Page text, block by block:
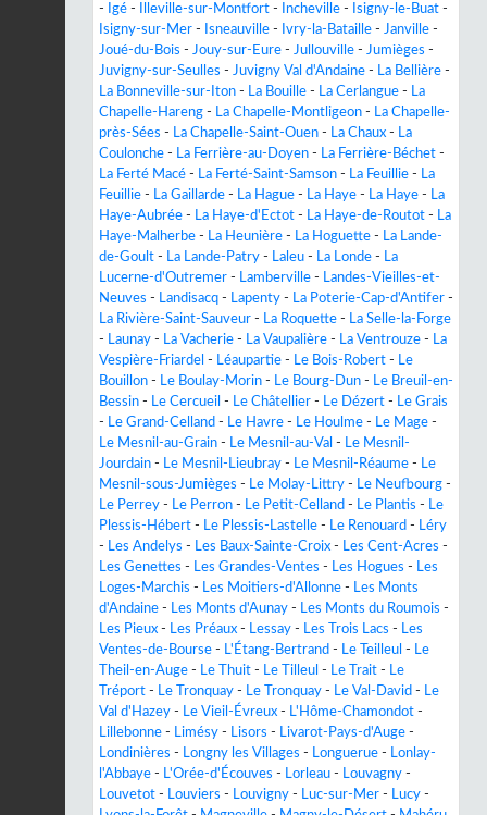
-
Igé - Illeville-sur-Montfort - Incheville - Isigny-le-Buat -
Isigny-sur-Mer - Isneauville - Ivry-la-Bataille - Janville -
Joué-du-Bois - Jouy-sur-Eure - Jullouville - Jumièges -
Juvigny-sur-Seulles - Juvigny Val d'Andaine - La Bellière -
La Bonneville-sur-Iton - La Bouille - La Cerlangue - La
Chapelle-Hareng - La Chapelle-Montligeon - La Chapelle-
près-Sées - La Chapelle-Saint-Ouen - La Chaux - La
Coulonche - La Ferrière-au-Doyen - La Ferrière-Béchet -
La Ferté Macé - La Ferté-Saint-Samson - La Feuillie - La
Feuillie - La Gaillarde - La Hague - La Haye - La Haye - La
Haye-Aubrée - La Haye-d'Ectot - La Haye-de-Routot - La
Haye-Malherbe - La Heunière - La Hoguette - La Lande-
de-Goult - La Lande-Patry - Laleu - La Londe - La
Lucerne-d'Outremer - Lamberville - Landes-Vieilles-et-
Neuves - Landisacq - Lapenty - La Poterie-Cap-d'Antifer -
La Rivière-Saint-Sauveur - La Roquette - La Selle-la-Forge
- Launay - La Vacherie - La Vaupalière - La Ventrouze - La
Vespière-Friardel - Léaupartie - Le Bois-Robert - Le
Bouillon - Le Boulay-Morin - Le Bourg-Dun - Le Breuil-en-
Bessin - Le Cercueil - Le Châtellier - Le Dézert - Le Grais
- Le Grand-Celland - Le Havre - Le Houlme - Le Mage -
Le Mesnil-au-Grain - Le Mesnil-au-Val - Le Mesnil-
Jourdain - Le Mesnil-Lieubray - Le Mesnil-Réaume - Le
Mesnil-sous-Jumièges - Le Molay-Littry - Le Neufbourg -
Le Perrey - Le Perron - Le Petit-Celland - Le Plantis - Le
Plessis-Hébert - Le Plessis-Lastelle - Le Renouard - Léry
- Les Andelys - Les Baux-Sainte-Croix - Les Cent-Acres -
Les Genettes - Les Grandes-Ventes - Les Hogues - Les
Loges-Marchis - Les Moitiers-d'Allonne - Les Monts
d'Andaine - Les Monts d'Aunay - Les Monts du Roumois -
Les Pieux - Les Préaux - Lessay - Les Trois Lacs - Les
Ventes-de-Bourse - L'Étang-Bertrand - Le Teilleul - Le
Theil-en-Auge - Le Thuit - Le Tilleul - Le Trait - Le
Tréport - Le Tronquay - Le Tronquay - Le Val-David - Le
Val d'Hazey - Le Vieil-Évreux - L'Hôme-Chamondot -
Lillebonne - Limésy - Lisors - Livarot-Pays-d'Auge -
Londinières - Longny les Villages - Longuerue - Lonlay-
l'Abbaye - L'Orée-d'Écouves - Lorleau - Louvagny -
Louvetot - Louviers - Louvigny - Luc-sur-Mer - Lucy -